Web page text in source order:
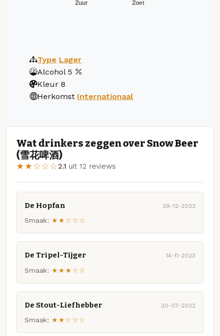
Type Lager
Alcohol 5
Kleur 8
Herkomst Internationaal
Wat drinkers zeggen over Snow Beer
(雪花啤酒)
★★☆☆☆2.1 uit 12 reviews
De Hopfan 29-12-2023
Smaak: ★★☆☆☆
De Tripel-Tijger 14-11-2023
Smaak: ★★★☆☆
De Stout-Liefhebber 20-07-2022
Smaak: ★★☆☆☆